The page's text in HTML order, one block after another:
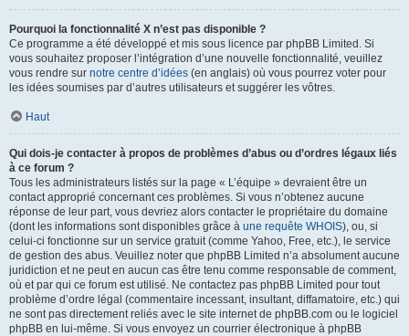
Pourquoi la fonctionnalité X n’est pas disponible ?
Ce programme a été développé et mis sous licence par phpBB Limited. Si
vous souhaitez proposer l’intégration d’une nouvelle fonctionnalité, veuillez
vous rendre sur notre centre d’idées (en anglais) où vous pourrez voter pour
les idées soumises par d’autres utilisateurs et suggérer les vôtres.
Haut
Qui dois-je contacter à propos de problèmes d’abus ou d’ordres légaux liés
à ce forum ?
Tous les administrateurs listés sur la page « L’équipe » devraient être un
contact approprié concernant ces problèmes. Si vous n’obtenez aucune
réponse de leur part, vous devriez alors contacter le propriétaire du domaine
(dont les informations sont disponibles grâce à une requête WHOIS), ou, si
celui-ci fonctionne sur un service gratuit (comme Yahoo, Free, etc.), le service
de gestion des abus. Veuillez noter que phpBB Limited n’a absolument aucune
juridiction et ne peut en aucun cas être tenu comme responsable de comment,
où et par qui ce forum est utilisé. Ne contactez pas phpBB Limited pour tout
problème d’ordre légal (commentaire incessant, insultant, diffamatoire, etc.) qui
ne sont pas directement reliés avec le site internet de phpBB.com ou le logiciel
phpBB en lui-même. Si vous envoyez un courrier électronique à phpBB